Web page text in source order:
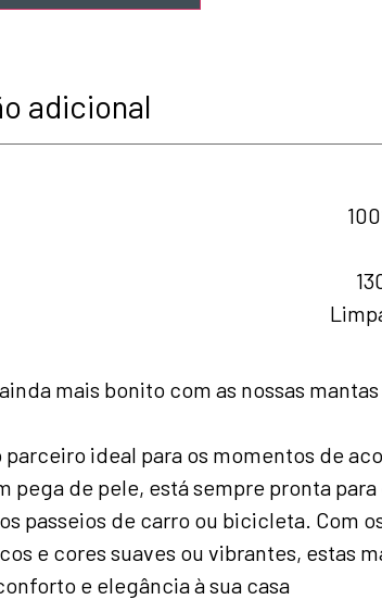
adicional
mais bonito com as nossas
parceiro ideal para os momentos de
pega de pele, está sempre pronta para
passeios de carro ou bicicleta. Com
e cores suaves ou vibrantes, estas
e elegância à sua casa